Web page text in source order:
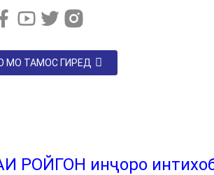
МО ТАМОС ГИРЕД
РОЙГОН инҷоро